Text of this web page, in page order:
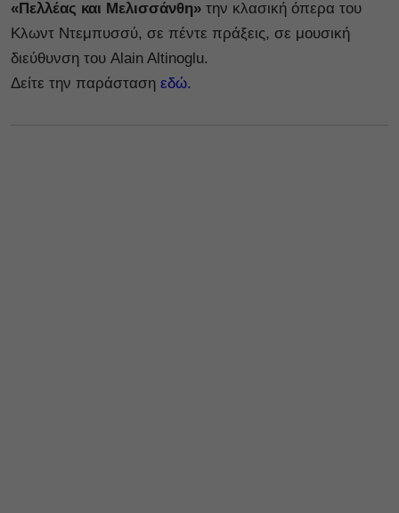
«Πελλέας και Μελισσάνθη» την κλασική όπερα του
Κλωντ Ντεμπυσσύ, σε πέντε πράξεις, σε μουσική
διεύθυνση του Alain Altinoglu.
Δείτε την παράσταση εδώ.